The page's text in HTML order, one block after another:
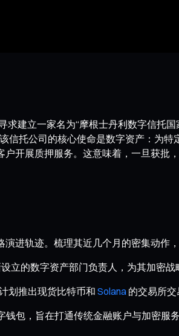
建立一家名为“摩根士丹利数字信托
托公司的核心使命是数字资产：为
开展质押服务。这意味着，一旦获
进轨迹。梳理其近几个月的密集动作
立的数字资产部门负责人，为其加密战
划推出现货比特币和 Solana 的交易所交
包，旨在打通传统金融账户与加密服